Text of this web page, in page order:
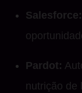
Salesforce:
Pardot:
nutrição de